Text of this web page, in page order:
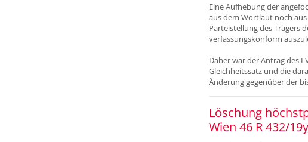
Eine Aufhebung der
aus dem Wortlaut noch aus
Parteistellung des Trägers
verfassungskonform
Daher war der Antrag des
Gleichheitssatz und die
Änderung gegenüber der
Löschung
Wien 46 R 432/